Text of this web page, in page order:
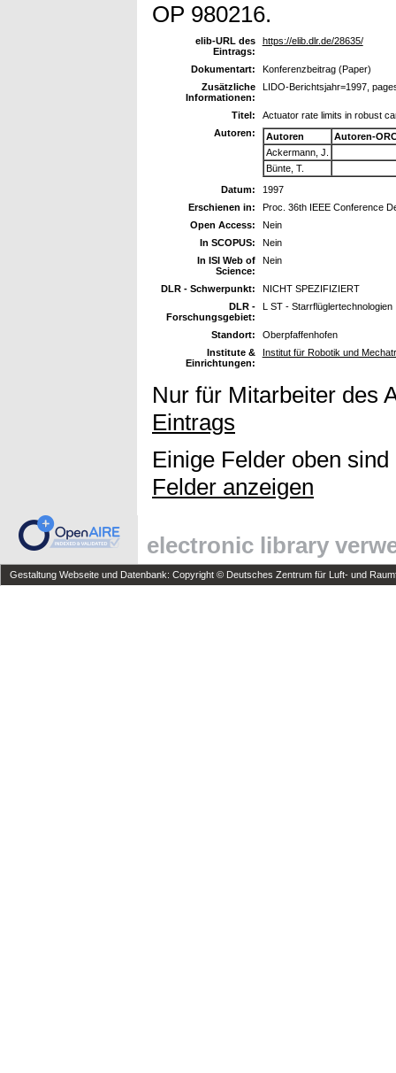
OP 980216.
elib-URL des
Eintrags:
https://elib.dlr.de/28635/
Dokumentart:
Konferenzbeitrag (Paper)
Zusätzliche
Informationen:
LIDO-Berichtsjahr=1997,
Titel:
Actuator rate limits in robust
Autoren:
Autoren
Autoren-
Ackermann, J.
Bünte, T.
Datum:
1997
Erschienen in:
Proc. 36th IEEE Conference
Open Access:
Nein
In SCOPUS:
Nein
In ISI Web of
Science:
Nein
DLR - Schwerpunkt:
NICHT SPEZIFIZIERT
DLR -
Forschungsgebiet:
L ST - Starrflüglertechnologien
Standort:
Oberpfaffenhofen
Institute &
Einrichtungen:
Institut für Robotik und
Nur für Mitarbeiter des
Eintrags
Einige Felder oben
Felder anzeigen
electronic library
Gestaltung Webseite und Datenbank: Copyright © Deutsches Zentrum für Luft- und